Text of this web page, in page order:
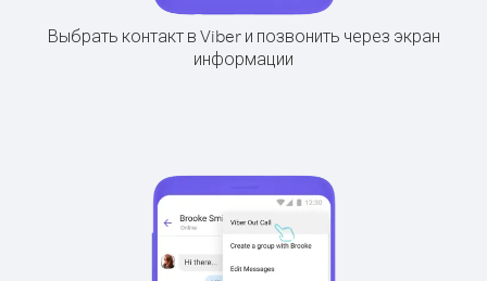
Выбрать контакт в Viber и позвонить через экран
информации